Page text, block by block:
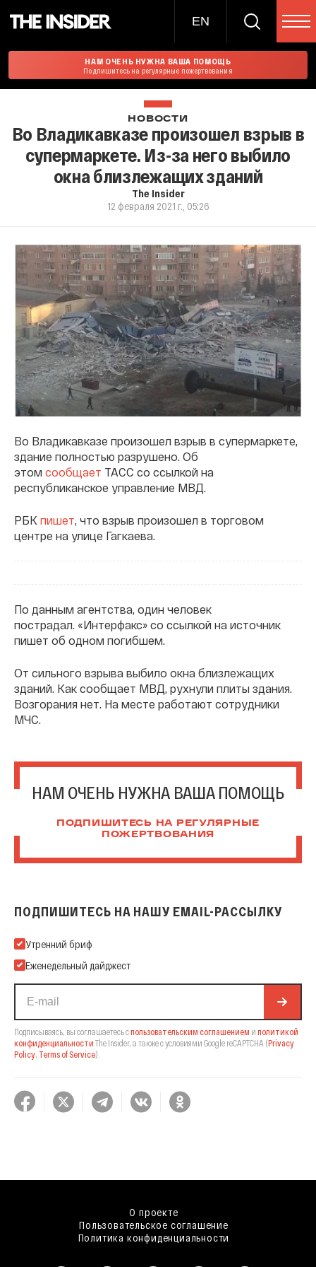
EN
НАМ ОЧЕНЬ НУЖНА ВАША ПОМОЩЬ
Подпишитесь на регулярные пожертвования
НОВОСТИ
Во Владикавказе произошел взрыв в
супермаркете. Из-за него выбило
окна близлежащих зданий
The Insider
12 февраля 2021 г., 05:26
Во Владикавказе произошел взрыв в супермаркете,
здание полностью разрушено. Об
этом сообщает ТАСС со ссылкой на
республиканское управление МВД.
РБК пишет, что взрыв произошел в торговом
центре на улице Гагкаева.
По данным агентства, один человек
пострадал. «Интерфакс» со ссылкой на источник
пишет об одном погибшем.
От сильного взрыва выбило окна близлежащих
зданий. Как сообщает МВД, рухнули плиты здания.
Возгорания нет. На месте работают сотрудники
МЧС.
НАМ ОЧЕНЬ НУЖНА ВАША ПОМОЩЬ
ПОДПИШИТЕСЬ НА РЕГУЛЯРНЫЕ
ПОЖЕРТВОВАНИЯ
ПОДПИШИТЕСЬ НА НАШУ EMAIL-РАССЫЛКУ
Подпишитесь на нашу Email-рассылку
Утренний бриф
Еженедельный дайджест
Подписываясь, вы соглашаетесь спользовательским соглашением и политикой
конфиденциальности The Insider, а также с условиями Google reCAPTCHA (Privacy
Policy, Terms of Service).
О проекте
Пользовательское соглашение
Политика конфиденциальности